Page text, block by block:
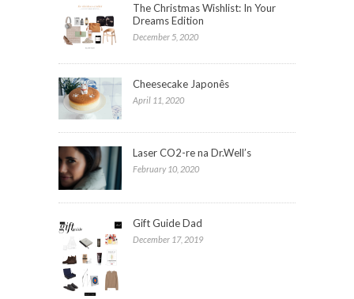
The Christmas Wishlist: In Your
Dreams Edition
December 5, 2020
Cheesecake Japonês
April 11, 2020
Laser CO2-re na Dr.Well’s
February 10, 2020
Gift Guide Dad
December 17, 2019